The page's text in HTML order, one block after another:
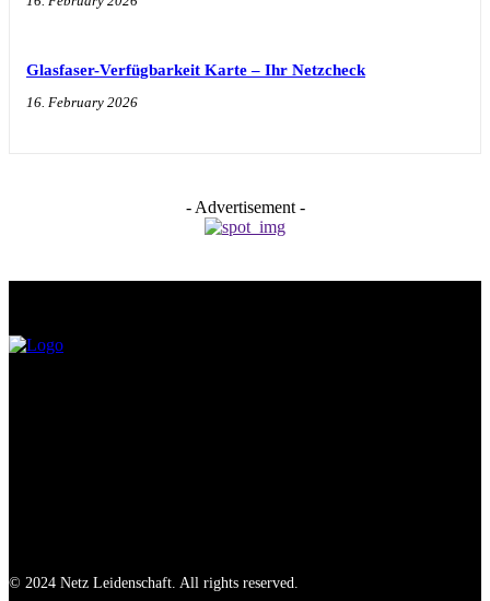
Glasfaser-Verfügbarkeit Karte – Ihr Netzcheck
16. February 2026
- Advertisement -
© 2024 Netz Leidenschaft. All rights reserved.